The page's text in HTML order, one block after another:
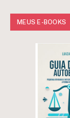
MEUS E-BOOKS